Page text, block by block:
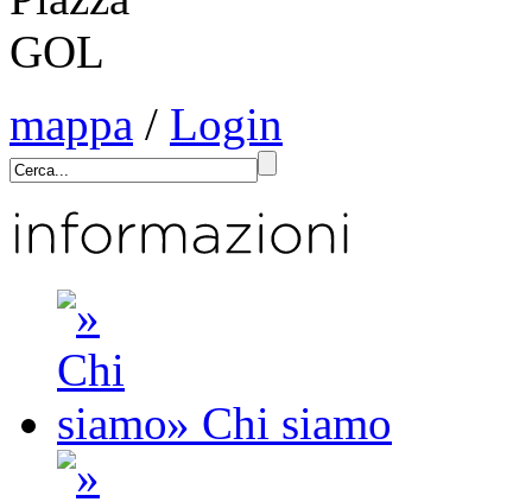
mappa / Login
» Chi siamo